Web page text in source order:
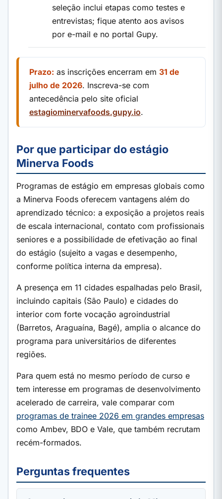
seleção inclui etapas como testes e
entrevistas; fique atento aos avisos
por e-mail e no portal Gupy.
Prazo: as inscrições encerram em 31 de
julho de 2026. Inscreva-se com
antecedência pelo site oficial
estagiominervafoods.gupy.io.
Por que participar do estágio
Minerva Foods
Programas de estágio em empresas globais como
a Minerva Foods oferecem vantagens além do
aprendizado técnico: a exposição a projetos reais
de escala internacional, contato com profissionais
seniores e a possibilidade de efetivação ao final
do estágio (sujeito a vagas e desempenho,
conforme política interna da empresa).
A presença em 11 cidades espalhadas pelo Brasil,
incluindo capitais (São Paulo) e cidades do
interior com forte vocação agroindustrial
(Barretos, Araguaína, Bagé), amplia o alcance do
programa para universitários de diferentes
regiões.
Para quem está no mesmo período de curso e
tem interesse em programas de desenvolvimento
acelerado de carreira, vale comparar com
programas de trainee 2026 em grandes empresas
como Ambev, BDO e Vale, que também recrutam
recém-formados.
Perguntas frequentes